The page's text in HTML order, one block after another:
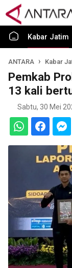
Kabar Jatim
ANTARA Kabar
Pemkab
13 kali
Sabtu, 30 Mei